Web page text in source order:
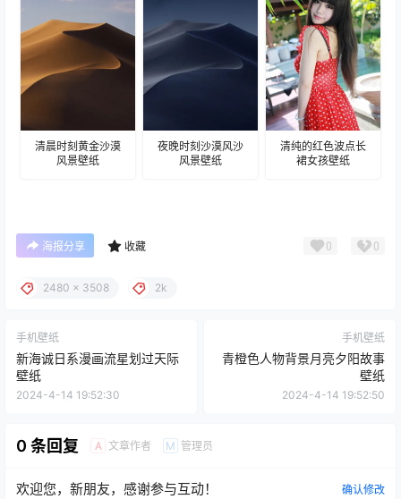
清晨时刻黄金沙漠
风景壁纸
夜晚时刻沙漠风沙
风景壁纸
清纯的红色波点长
裙女孩壁纸
海报分享 收藏 0 0
2480 x 3508 2k
手机壁纸
新海诚日系漫画流星划过天际
壁纸
2024-4-14 19:52:30
手机壁纸
青橙色人物背景月亮夕阳故事
壁纸
2024-4-14 19:52:50
0 条回复 A 文章作者 M 管理员
欢迎您，新朋友，感谢参与互动！ 确认修改